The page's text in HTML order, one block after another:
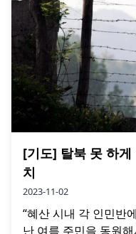
[기도] 탈북 못 하
치
2023-11-02
“혜산 시내 각 인민반
난 여름 주민을 동원